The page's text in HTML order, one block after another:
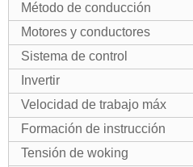
Método de conducción
Motores y conductores
Sistema de control
Invertir
Velocidad de trabajo máx
Formación de instrucción
Tensión de woking